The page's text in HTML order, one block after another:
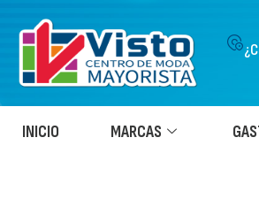
INICIO MARCAS